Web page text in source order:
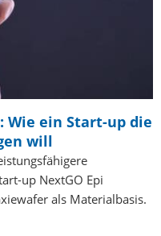
ein Start-up die
will
up NextGO Epi
als Materialbasis.